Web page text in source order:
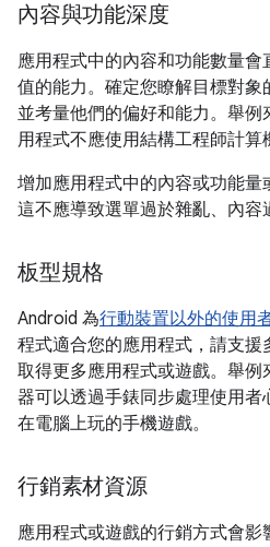
內容與功能深度
應用程式中的內容和功能數量
值的能力。確定您瞭解目標對象
並考量他們的偏好和能力。舉
用程式不應使用結構工程師計算
增加應用程式中的內容或功能
這不應導致選單過於雜亂、內容
板型規格
Android 為行動裝置以外的使用
程式適合您的應用程式，請支
取得更多應用程式或遊戲。舉
器可以透過手錶同步處理使用
在電腦上玩的手機遊戲。
行銷素材資源
應用程式或遊戲的行銷方式會